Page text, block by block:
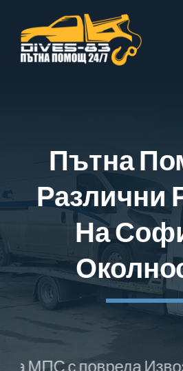
content
София
Контакти
Пътна
Различни
На
повреда Извозване